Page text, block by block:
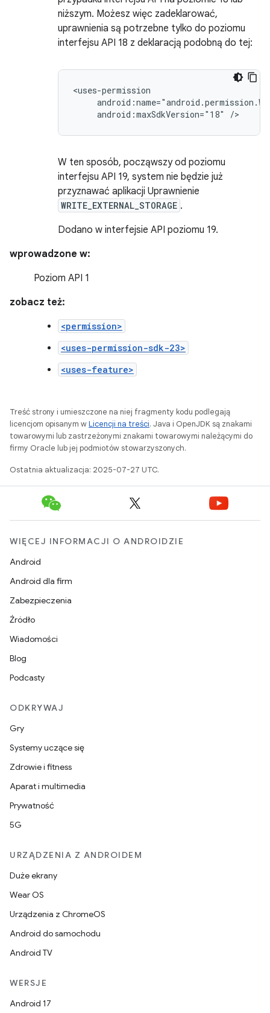
niższym. Możesz więc zadeklarować,
uprawnienia są potrzebne tylko do poziomu
interfejsu API 18 z deklaracją podobną do tej:
android:maxSdkVersion="18" />
W ten sposób, począwszy od poziomu
interfejsu API 19, system nie będzie już
przyznawać aplikacji Uprawnienie
WRITE_EXTERNAL_STORAGE .
Dodano w interfejsie API poziomu 19.
wprowadzone w:
Poziom API 1
zobacz też:
<permission>
<uses-permission-sdk-23>
<uses-feature>
Treść strony i umieszczone na niej fragmenty kodu podlegają
licencjom opisanym wLicencji na treści. Java i OpenJDK są znakami
towarowymi lub zastrzeżonymi znakami towarowymi należącymi do
firmy Oracle lub jej podmiotów stowarzyszonych.
Ostatnia aktualizacja: 2025-07-27 UTC.
WIĘCEJ INFORMACJI O ANDROIDZIE
Android
Android dla firm
Zabezpieczenia
Źródło
Wiadomości
Blog
Podcasty
ODKRYWAJ
Gry
Systemy uczące się
Zdrowie i fitness
Aparat i multimedia
Prywatność
5G
URZĄDZENIA Z ANDROIDEM
Duże ekrany
Wear OS
Urządzenia z ChromeOS
Android do samochodu
Android TV
WERSJE
Android 17